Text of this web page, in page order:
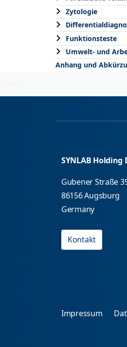
Zytologie
Funktionsteste
Umwelt- und
Anhang und
2026-08-05
SYNLAB
Gubener Straße
86156 Augsburg
Germany
Kontakt
Impressum